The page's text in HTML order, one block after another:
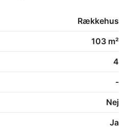
bolig med høj komfort og
med naturen tæt på,
Rækkehus
103 m²
4
-
Nej
Ja